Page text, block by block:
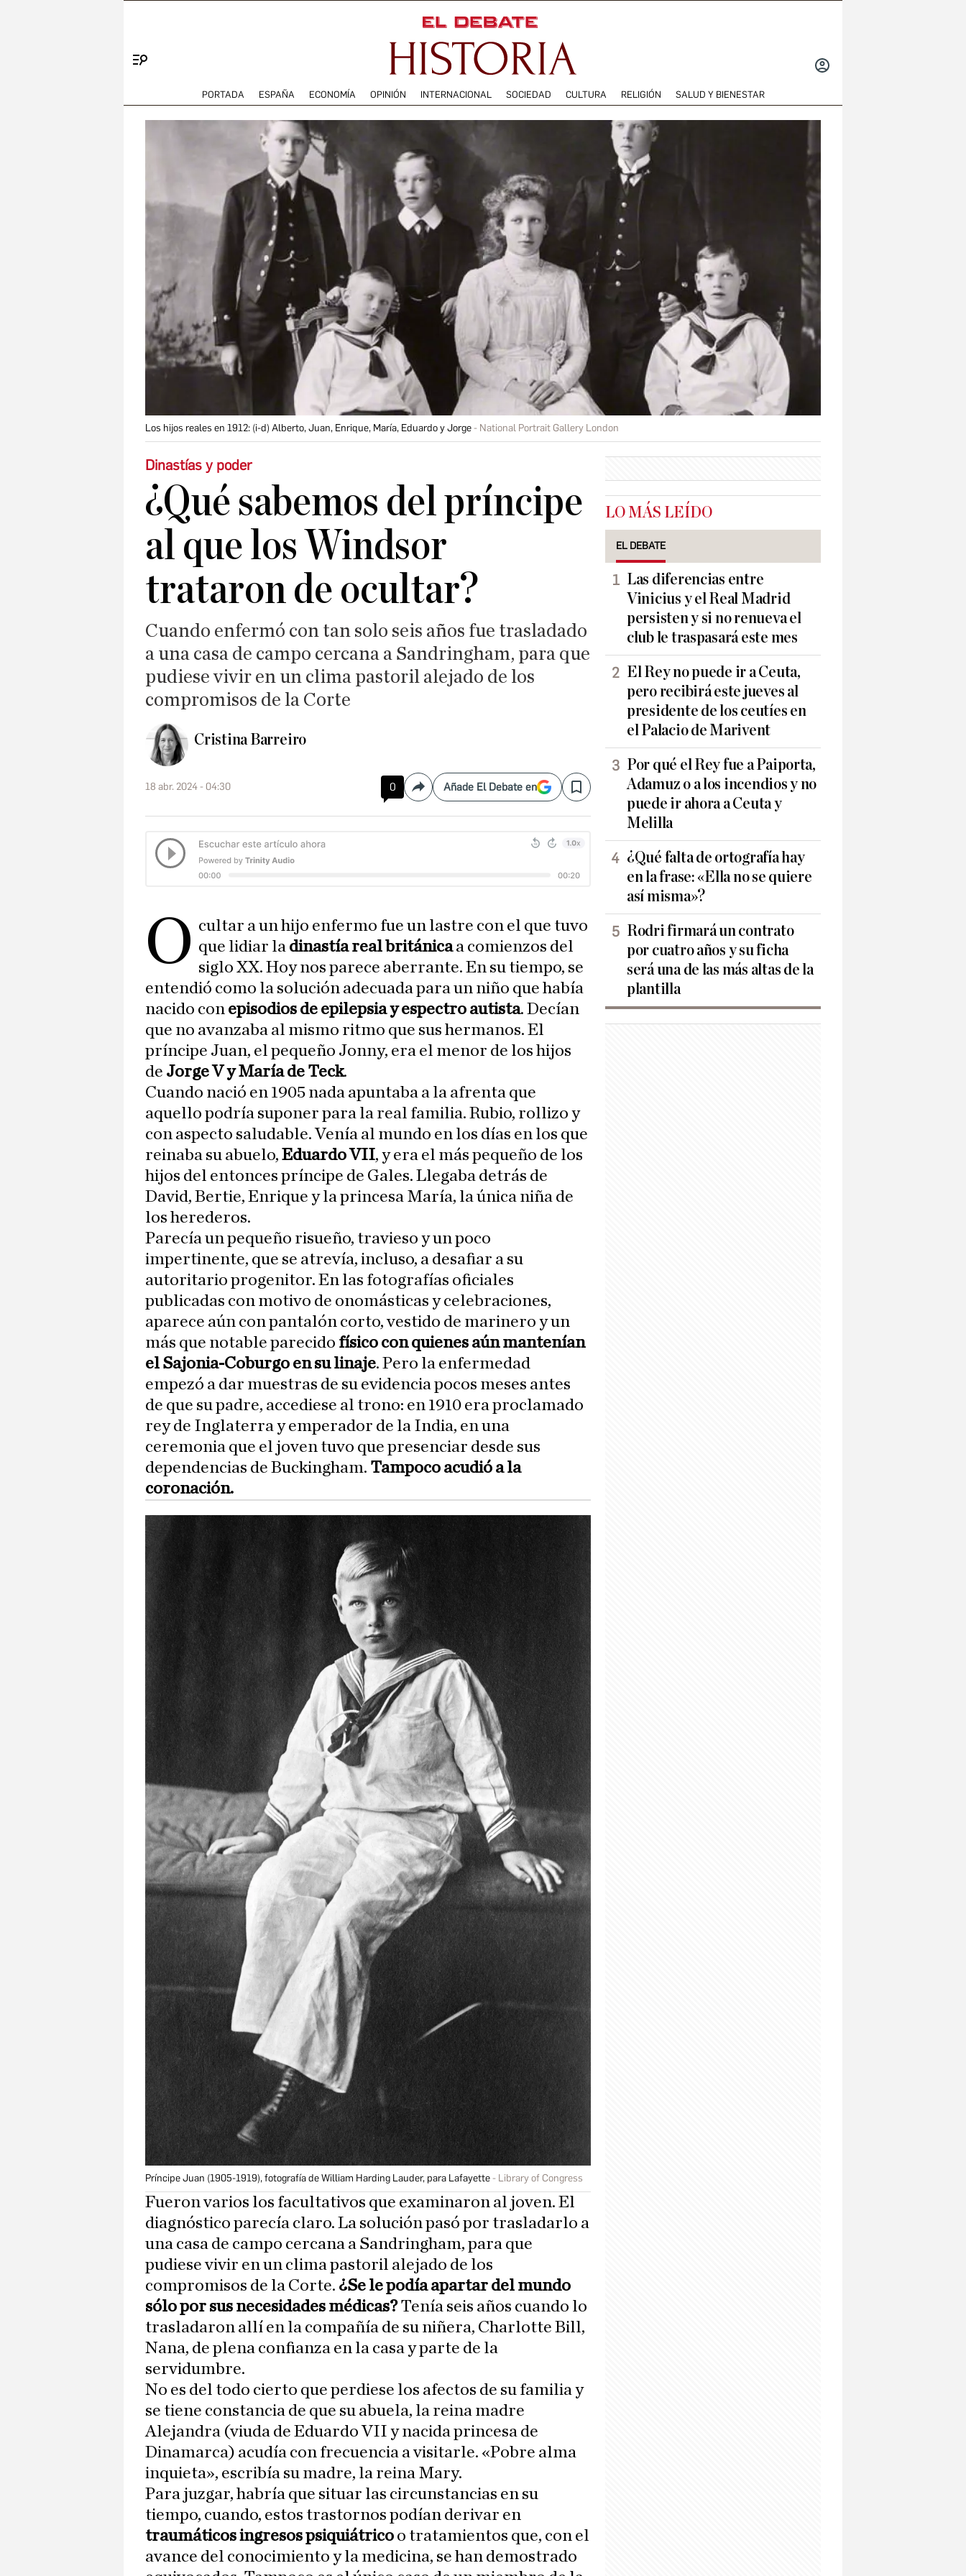
PORTADA ESPAÑA ECONOMÍA OPINIÓN INTERNACIONAL SOCIEDAD CULTURA RELIGIÓN SALUD Y BIENESTAR
Los hijos reales en 1912: (i-d) Alberto, Juan, Enrique, María, Eduardo y Jorge National Portrait Gallery London
Dinastías y poder
¿Qué sabemos del príncipe
al que los Windsor
trataron de ocultar?
Cuando enfermó con tan solo seis años fue trasladado
a una casa de campo cercana a Sandringham, para que
pudiese vivir en un clima pastoril alejado de los
compromisos de la Corte
Cristina Barreiro
18 abr. 2024 - 04:30 0 CompartirAñade El Debate en Save
O cultar a un hijo enfermo fue un lastre con el que tuvo
que lidiar la dinastía real británicaa comienzos del
siglo XX. Hoy nos parece aberrante. En su tiempo, se
entendió como la solución adecuada para un niño que había
nacido con episodios de epilepsia y espectro autista. Decían
que no avanzaba al mismo ritmo que sus hermanos. El
príncipe Juan, el pequeño Jonny, era el menor de los hijos
de Jorge V y María de Teck.
Cuando nació en 1905 nada apuntaba a la afrenta que
aquello podría suponer para la real familia. Rubio, rollizo y
con aspecto saludable. Venía al mundo en los días en los que
reinaba su abuelo, Eduardo VII, y era el más pequeño de los
hijos del entonces príncipe de Gales. Llegaba detrás de
David, Bertie, Enrique y la princesa María, la única niña de
los herederos.
Parecía un pequeño risueño, travieso y un poco
impertinente, que se atrevía, incluso, a desafiar a su
autoritario progenitor. En las fotografías oficiales
publicadas con motivo de onomásticas y celebraciones,
aparece aún con pantalón corto, vestido de marinero y un
más que notable parecido físico con quienes aún mantenían
el Sajonia-Coburgo en su linaje. Pero la enfermedad
empezó a dar muestras de su evidencia pocos meses antes
de que su padre, accediese al trono: en 1910 era proclamado
rey de Inglaterra y emperador de la India, en una
ceremonia que el joven tuvo que presenciar desde sus
dependencias de Buckingham. Tampoco acudió a la
coronación.
Príncipe Juan (1905-1919), fotografía de William Harding Lauder, para Lafayette Library of Congress
Fueron varios los facultativos que examinaron al joven. El
diagnóstico parecía claro. La solución pasó por trasladarlo a
una casa de campo cercana a Sandringham, para que
pudiese vivir en un clima pastoril alejado de los
compromisos de la Corte. ¿Se le podía apartar del mundo
sólo por sus necesidades médicas?Tenía seis años cuando lo
trasladaron allí en la compañía de su niñera, Charlotte Bill,
Nana, de plena confianza en la casa y parte de la
servidumbre.
No es del todo cierto que perdiese los afectos de su familia y
se tiene constancia de que su abuela, la reina madre
Alejandra (viuda de Eduardo VII y nacida princesa de
Dinamarca) acudía con frecuencia a visitarle. «Pobre alma
inquieta», escribía su madre, la reina Mary.
Para juzgar, habría que situar las circunstancias en su
tiempo, cuando, estos trastornos podían derivar en
traumáticos ingresos psiquiátrico o tratamientos que, con el
avance del conocimiento y la medicina, se han demostrado
LO MÁS LEÍDO
EL DEBATE
Las diferencias entre
Vinicius y el Real Madrid
persisten y si no renueva el
club le traspasará este mes
El Rey no puede ir a Ceuta,
pero recibirá este jueves al
presidente de los ceutíes en
el Palacio de Marivent
Por qué el Rey fue a Paiporta,
Adamuz o a los incendios y no
puede ir ahora a Ceuta y
Melilla
¿Qué falta de ortografía hay
en la frase: «Ella no se quiere
así misma»?
Rodri firmará un contrato
por cuatro años y su ficha
será una de las más altas de la
plantilla